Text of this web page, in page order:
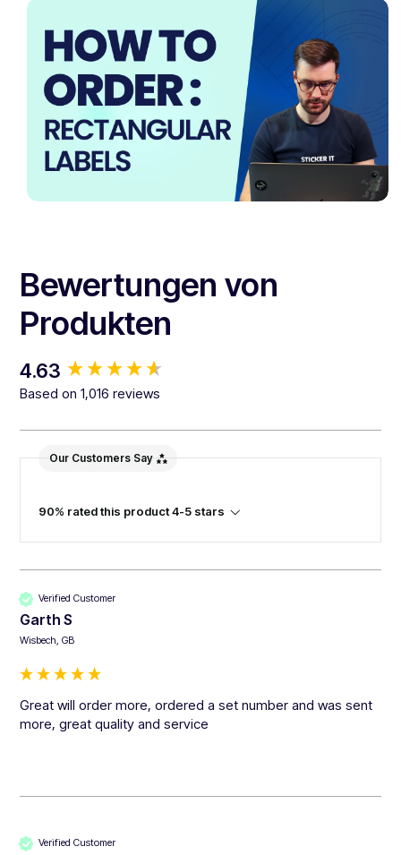
Bewertungen von
Produkten
4.63
Based on 1,016 reviews
Our Customers Say
90% rated this product 4-5 stars
Verified Customer
Garth S
Wisbech, GB
Great will order more, ordered a set number and was sent
more, great quality and service
Verified Customer
New content loaded